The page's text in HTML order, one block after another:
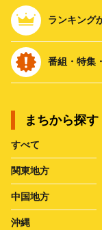
ランキング
番組・特集
まちから探す
すべて
関東地方
中国地方
沖縄